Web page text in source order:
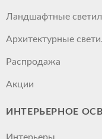
Ландшафтные
Архитектурные
Распродажа
Акции
ИНТЕРЬЕРНОЕ